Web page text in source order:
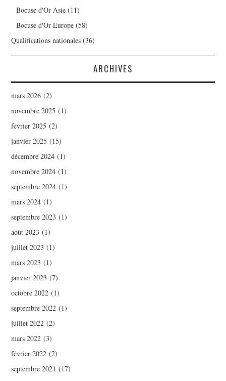
Bocuse d'Or Asie (11)
Bocuse d'Or Europe (58)
Qualifications nationales (36)
ARCHIVES
mars 2026 (2)
novembre 2025 (1)
février 2025 (2)
janvier 2025 (15)
décembre 2024 (1)
novembre 2024 (1)
septembre 2024 (1)
mars 2024 (1)
septembre 2023 (1)
août 2023 (1)
juillet 2023 (1)
mars 2023 (1)
janvier 2023 (7)
octobre 2022 (1)
septembre 2022 (1)
juillet 2022 (2)
mars 2022 (3)
février 2022 (2)
septembre 2021 (17)